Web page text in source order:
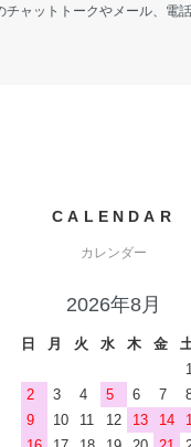
チャットトークやメール、電
CALENDAR
カレンダー
2026年8月
日 月 火 水 木 金
1
2
3 4 5 6 7
9
10 11 12 13 14